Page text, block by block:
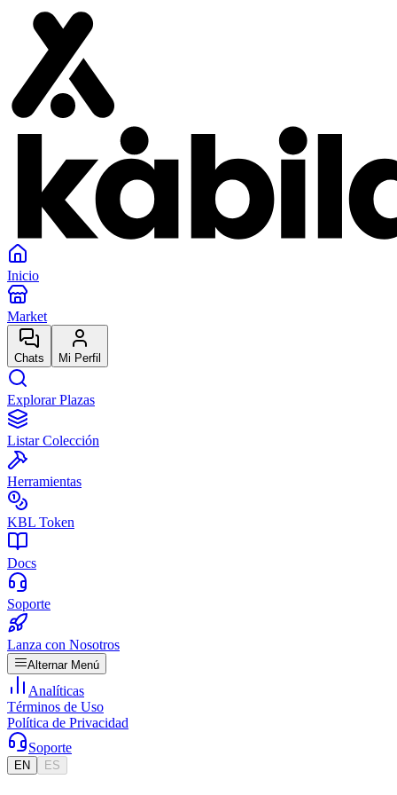
Inicio
Market
Chats Mi Perfil
Explorar Plazas
Listar Colección
Herramientas
KBL Token
Docs
Soporte
Lanza con Nosotros
Alternar Menú
Analíticas
Términos de Uso
Política de Privacidad
Soporte
EN ES